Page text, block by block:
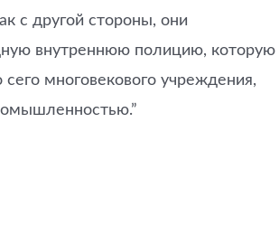
с другой стороны, они
внутреннюю полицию, которую
многовекового учреждения,